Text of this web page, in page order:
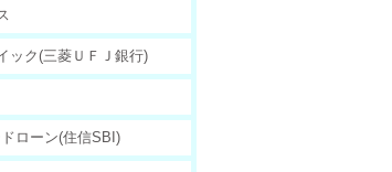
ック(三菱ＵＦＪ銀行)
ドローン(住信SBI)